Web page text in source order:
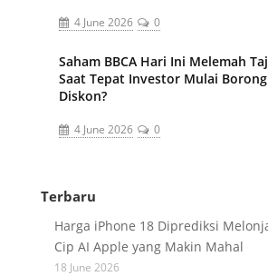
4 June 2026 0
Saham BBCA Hari Ini Melemah
Saat Tepat Investor Mulai
Diskon?
4 June 2026 0
Terbaru
Harga iPhone 18 Diprediksi
Cip AI Apple yang Makin Mahal
18 June 2026